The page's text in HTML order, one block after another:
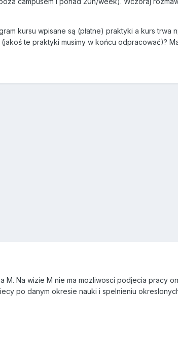
kursu wpisane są (płatne) praktyki a kurs trwa
te praktyki musimy w końcu odpracować)?
Na wizie M nie ma mozliwosci podjecia pracy
po danym okresie nauki i spelnieniu